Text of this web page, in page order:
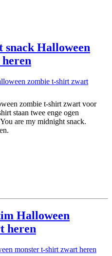
snack Halloween
zombie t-shirt zwart voor
staan twee enge ogen
are my midnight snack.
Halloween
heren